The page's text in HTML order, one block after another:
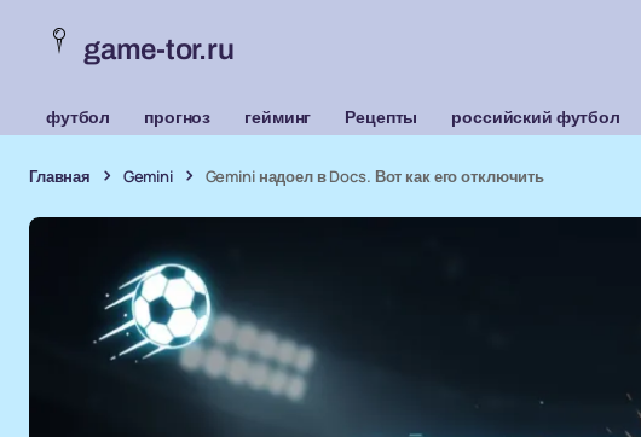
game-tor.ru
футбол прогноз гейминг Рецепты российский футбол
Главная Gemini Gemini надоел в Docs. Вот как его отключить